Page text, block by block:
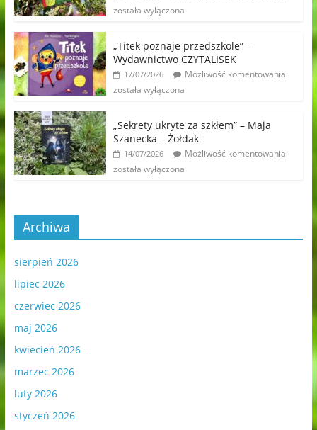
została wyłączona
„Titek poznaje przedszkole” –
Wydawnictwo CZYTALISEK
17/07/2026
Możliwość komentowania
została wyłączona
„Sekrety ukryte za szkłem” – Maja
Szanecka – Żołdak
14/07/2026
Możliwość komentowania
została wyłączona
Archiwa
sierpień 2026
lipiec 2026
czerwiec 2026
maj 2026
kwiecień 2026
marzec 2026
luty 2026
styczeń 2026